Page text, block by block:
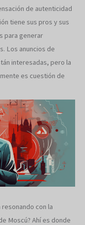
de autenticidad
tiene sus pros y sus
para generar
Los anuncios de
interesadas, pero la
es cuestión de
resonando con la
Moscú? Ahí es donde